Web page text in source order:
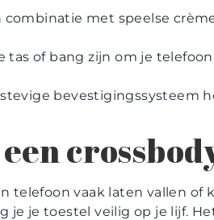
combinatie met speelse
tas of bang zijn om je
bevestigingssysteem
telefoon vaak laten vallen of
je je toestel veilig op je lijf.